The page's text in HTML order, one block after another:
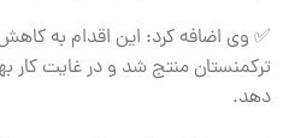
✅ وی اضافه کرد: این اقدام به
ترکمنستان منتج شد و در غایت کار
دهد.